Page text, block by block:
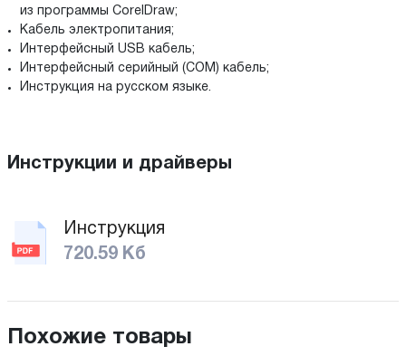
из программы CorelDraw;
Кабель электропитания;
Интерфейсный USB кабель;
Интерфейсный серийный (COM) кабель;
Инструкция на русском языке.
Инструкции и драйверы
Инструкция
720.59 Кб
Похожие товары